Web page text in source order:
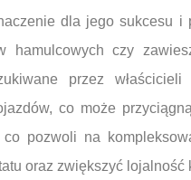
dla jego sukcesu i
hamulcowych czy
przez właścicieli
co może
pozwoli na
oraz zwiększyć lojalność